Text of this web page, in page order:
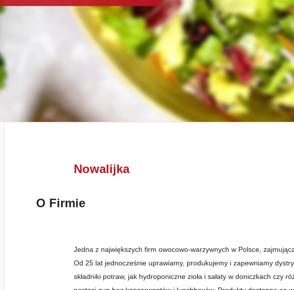
Nowalijka
O Firmie
Jedna z największych firm owocowo-warzywnych w Polsce,
Od 25 lat jednocześnie uprawiamy, produkujemy i zapewniamy
składniki potraw, jak hydroponiczne zioła i sałaty w doniczkach czy